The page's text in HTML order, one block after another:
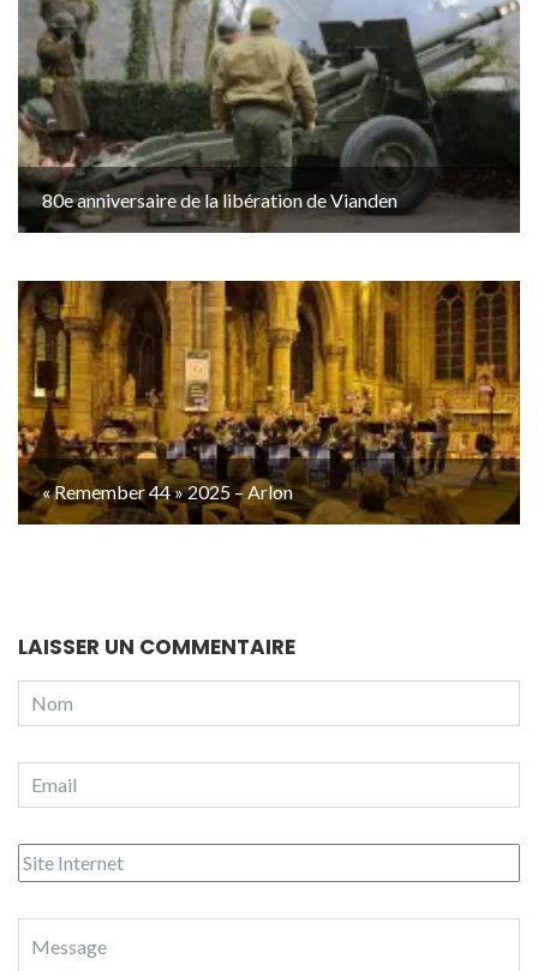
80e anniversaire de la libération de Vianden
« Remember 44 » 2025 – Arlon
LAISSER UN COMMENTAIRE